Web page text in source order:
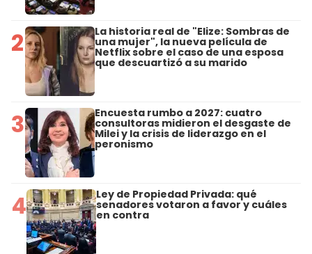
2 La historia real de "Elize: Sombras de
una mujer", la nueva película de
Netflix sobre el caso de una esposa
que descuartizó a su marido
3 Encuesta rumbo a 2027: cuatro
consultoras midieron el desgaste de
Milei y la crisis de liderazgo en el
peronismo
4 Ley de Propiedad Privada: qué
senadores votaron a favor y cuáles
en contra